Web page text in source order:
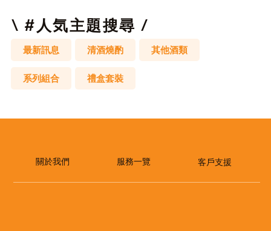
\ #人気主題搜尋 /
最新訊息 清酒燒酌 其他酒類
系列組合 禮盒套裝
關於我們 ​服務一覽 客戶支援